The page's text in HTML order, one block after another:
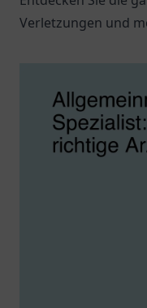
Verletzungen und